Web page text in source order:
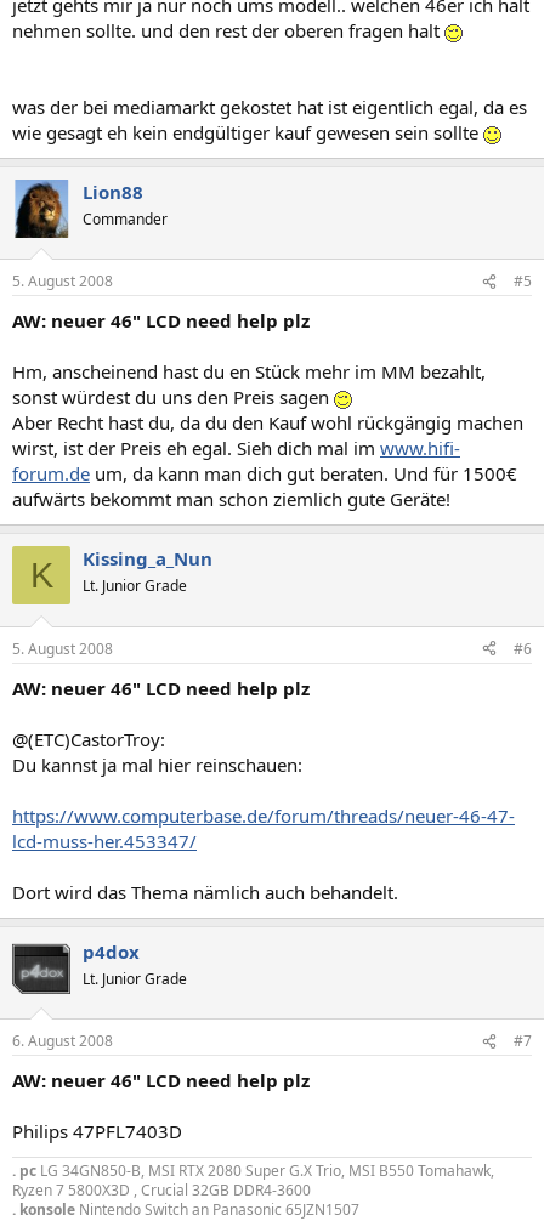
nehmen sollte. und den rest der oberen fragen halt
was der bei mediamarkt gekostet hat ist eigentlich egal, da es
wie gesagt eh kein endgültiger kauf gewesen sein sollte
Lion88
Commander
5. August 2008 #5
AW: neuer 46" LCD need help plz
Hm, anscheinend hast du en Stück mehr im MM bezahlt,
sonst würdest du uns den Preis sagen
Aber Recht hast du, da du den Kauf wohl rückgängig machen
wirst, ist der Preis eh egal. Sieh dich mal im www.hifi-
forum.de um, da kann man dich gut beraten. Und für 1500€
aufwärts bekommt man schon ziemlich gute Geräte!
K Kissing_a_Nun
Lt. Junior Grade
5. August 2008 #6
AW: neuer 46" LCD need help plz
@(ETC)CastorTroy:
Du kannst ja mal hier reinschauen:
https://www.computerbase.de/forum/threads/neuer-46-47-
lcd-muss-her.453347/
Dort wird das Thema nämlich auch behandelt.
p4dox
Lt. Junior Grade
6. August 2008 #7
AW: neuer 46" LCD need help plz
Philips 47PFL7403D
. pc LG 34GN850-B, MSI RTX 2080 Super G.X Trio, MSI B550 Tomahawk,
Ryzen 7 5800X3D , Crucial 32GB DDR4-3600
. konsole Nintendo Switch an Panasonic 65JZN1507